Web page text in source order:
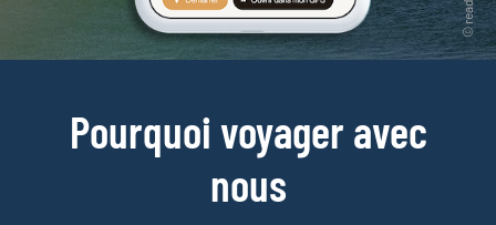
Pourquoi voyager avec
nous